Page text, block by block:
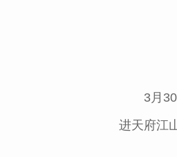
3月
进天府江